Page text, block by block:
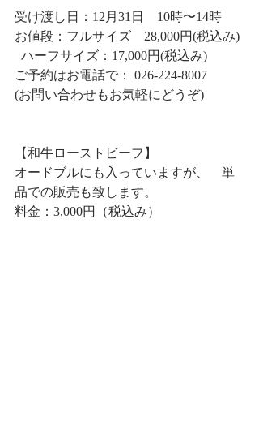
受け渡し日：12月31日　10時〜14時
お値段：フルサイズ　28,000円(税込み)
ハーフサイズ：17,000円(税込み)
ご予約はお電話で： 026-224-8007
(お問い合わせもお気軽にどうぞ)
【和牛ローストビーフ】
オードブルにも入っていますが、　単
品での販売も致します。
料金：3,000円（税込み）